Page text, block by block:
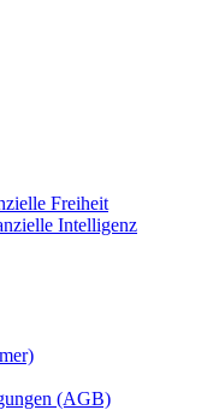
Freiheit
Intelligenz
(AGB)